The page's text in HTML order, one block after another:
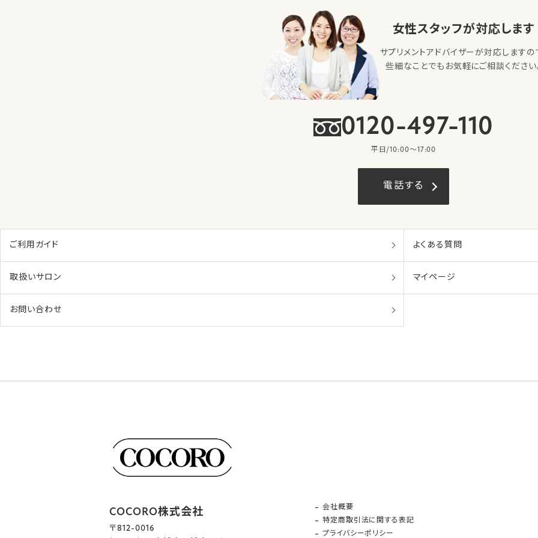
女性スタッフが対応します
サプリメントアドバイザーが対応しますの
些細なことでもお気軽にご相談ください
0120-497-110
平日/10:00〜17:00
電話する
ご利用ガイド よくある質問
取扱いサロン マイページ
お問い合わせ
COCORO株式会社
〒812-0016
会社概要
特定商取引法に関する表記
プライバシーポリシー